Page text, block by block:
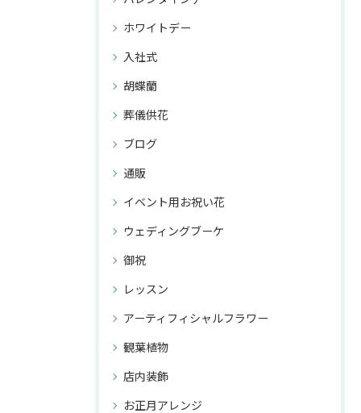
ホワイトデー
入社式
胡蝶蘭
葬儀供花
ブログ
通販
イベント用お祝い花
ウェディングブーケ
御祝
レッスン
アーティフィシャルフラワー
観葉植物
店内装飾
お正月アレンジ